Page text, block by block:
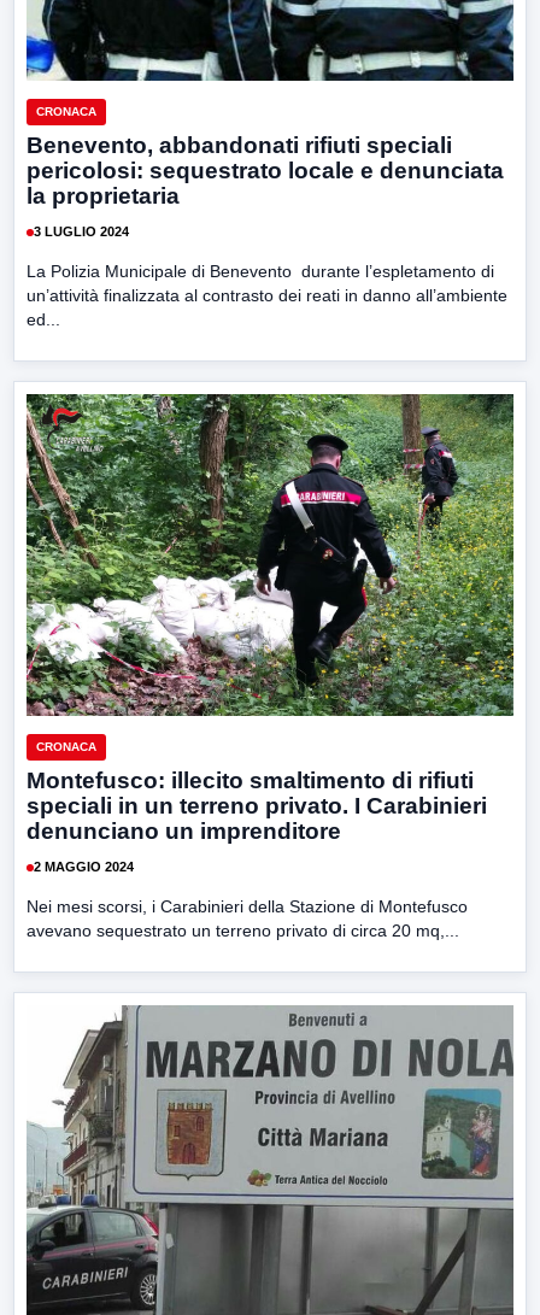
CRONACA
Benevento, abbandonati rifiuti speciali
pericolosi: sequestrato locale e denunciata
la proprietaria
3 LUGLIO 2024
La Polizia Municipale di Benevento durante l’espletamento di
un’attività finalizzata al contrasto dei reati in danno all’ambiente
ed...
CRONACA
Montefusco: illecito smaltimento di rifiuti
speciali in un terreno privato. I Carabinieri
denunciano un imprenditore
2 MAGGIO 2024
Nei mesi scorsi, i Carabinieri della Stazione di Montefusco
avevano sequestrato un terreno privato di circa 20 mq,...